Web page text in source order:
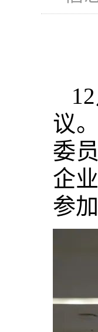
议
委
企
参